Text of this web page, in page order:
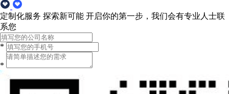
定制化服务 探索新可能 开启你的第一步，我们会有专业人士联
系您
*
*